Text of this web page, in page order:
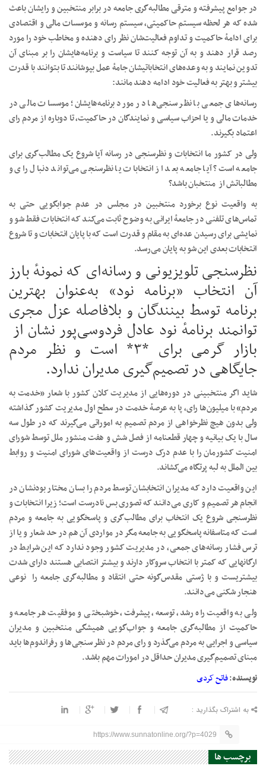
در جوامع پیشرفته و مترقی مطالبه‌گری جامعه در برابر منتخبین و رایشان باعث
شده که هر لحظه سیستم حاکمیتی، سیستم رسانه و موسسات مالی و اقتصادی
برای ادامهٔ حاکمیت و تداوم فعالیت‌شان نظر رای دهنده و مخاطب خود را مورد
رصد قرار دهند و به آن توجه کنند تا سیاست و برنامه‌هایشان را بر مبنای آن
تدوین نمایند و به وعده‌های انتخاباتیشان جامهٔ عمل بپوشانند تا بتوانند با قدرت
بیشتر و بهتر به فعالیت خود ادامه دهند مانند:
رسانه‌های جمعی با نظر سنجی‌ها در مورد برنامه‌هایشان؛ موسسات مالی در
خدمات مالی و یا احزاب سیاسی و نمایندگان در حاکمیت، تا دوباره از مردم رای
اعتماد بگیرند.
ولی در کشور ما انتخابات و نظرسنجی در رسانه آیا شروع یک مطالب‌گری برای
جامعه است؟ آیا جامعه بعد از انتخابات یا نظرسنجی می‌تواند دنبال رای و
مطالباتش از منتخبان باشد؟
به واقعیت نوع برخورد منتخبین در مجلس در عدم جوابگویی حتی به
تماس‌های تلفنی در جامعهٔ ایرانی به وضوح ثابت می‌کند که انتخابات فقط شو و
نمایشی برای رسیدن عده‌ای به مقام و قدرت است که با پایان انتخابات و تا شروع
انتخابات بعدی این شو به پایان می‌رسد.
نظرسنجی تلویزیونی و رسانه‌ای که نمونهٔ بارز
آن انتخاب «برنامه نود» به‌عنوان بهترین
برنامه توسط بینندگان و بلافاصله عزل مجری
توانمند برنامهٔ نود عادل فردوسی‌پور نشان از
بازار گرمی برای *۳* است و نظر مردم
جایگاهی در تصمیم‌گیری مدیران ندارد.
شاید اگر منتخبینی در دوره‌هایی از مدیریت کلان کشور با شعار «خدمت به
مردم» با میلیون‌ها رای، پا به عرصهٔ خدمت در سطح اول مدیریت کشور گذاشته
ولی بدون هیچ نظرخواهی از مردم تصمیم به اموراتی می‌گیرند که در طول سه
سال با یک بیانیه و چهار قطعنامه از فصل شش و هفت منشور ملل توسط شورای
امنیت کشورمان را با عدم درک درست از واقعیت‌های شورای امنیت و روابط
بین الملل به لبه پرتگاه می‌کشاند.
این واقعیت دارد که مدیران انتخابشان توسط مردم را بسان مختار بودنشان در
انجام هر تصمیم و کاری می‌دانند که تصوری بس نادرست است؛ زیرا انتخابات و
نظرسنجی شروع یک انتخاب برای مطالب‌گری و پاسخگویی به جامعه و مردم
است که متاسفانه پاسخگویی به جامعه مگر در مواردی آن هم در حد شعار و یا از
ترس فشار رسانه‌های جمعی، در مدیریت کشور وجود ندارد که این شرایط در
ارگانهایی که کمتر با انتخاب سروکار دارند و بیشتر انتصابی هستند دارای شدت
بیشتریست و با ژستی مقدس‌گونه حتی انتقاد و مطالبه‌گری جامعه را نوعی
هنجار شکنی می‌دانند.
ولی به واقعیت راه رشد، توسعه، پیشرفت، خوشبختی و موفقیت هر جامعه و
حاکمیت از مطالبه‌گری جامعه و جواب‌گویی همیشگی منتخبین و مدیران
سیاسی و اجرایی به مردم می‌گذرد و رای مردم در نظر سنجی‌ها و رفراندوم‌ها باید
مبنای تصمیم‌گیری مدیران حداقل در امورات مهم باشد.
نویسنده:فاتح کردی
به اشتراک بگذارید :
https://www.sunnatonline.org/?p=4029
برچسب ها